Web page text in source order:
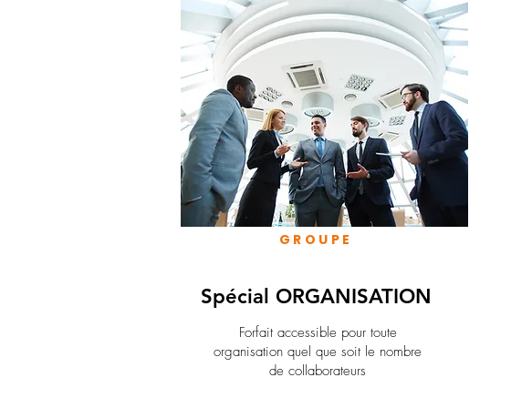
GROUPE
Spécial ORGANISATION
Forfait accessible pour toute
organisation quel que soit le nombre
de collaborateurs